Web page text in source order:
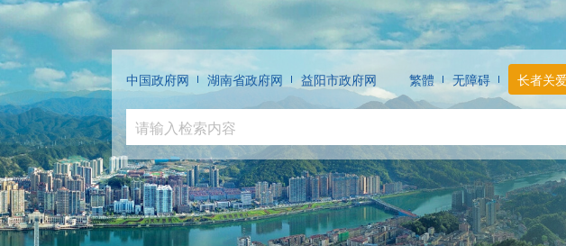
中国政府网 湖南省政府网 益阳市政府网 繁體 无障碍 长者关